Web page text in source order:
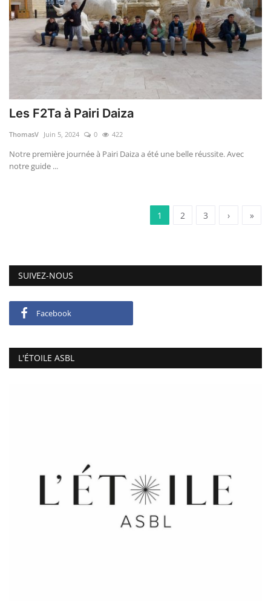
Les F2Ta à Pairi Daiza
ThomasV Juin 5, 2024 0 422
Notre première journée à Pairi Daiza a été une belle réussite. Avec
notre guide ...
1 2 3 › »
SUIVEZ-NOUS
Facebook
L'ÉTOILE ASBL